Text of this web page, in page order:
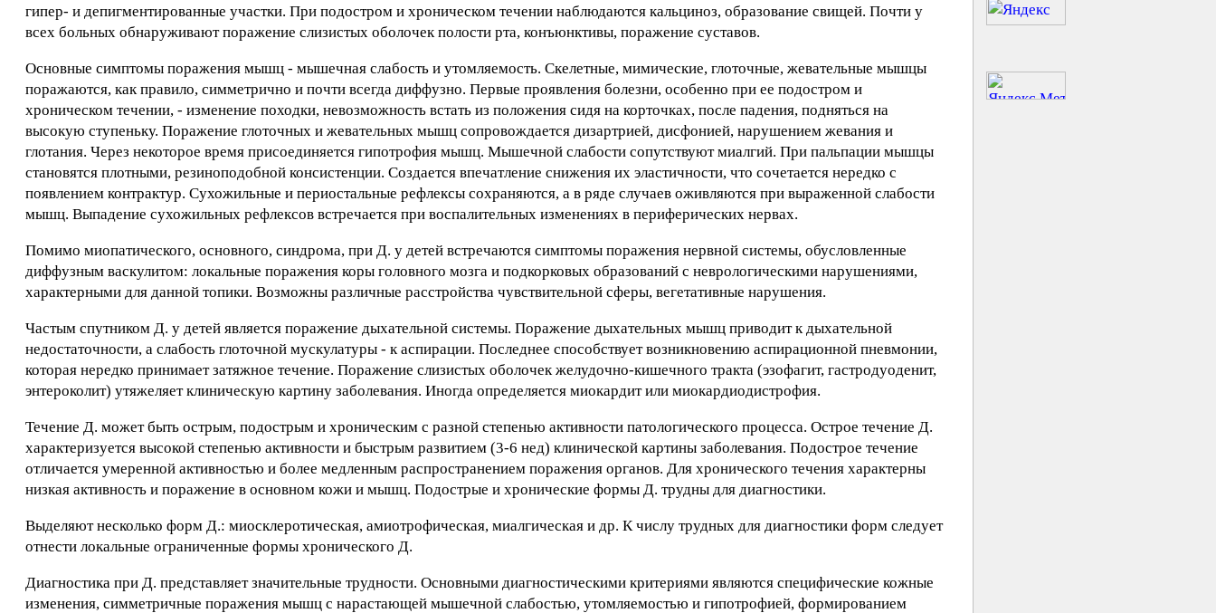
гипер- и депигментированные участки. При подостром и хроническом течении наблюдаются кальциноз, образование свищей. Почти у
всех больных обнаруживают поражение слизистых оболочек полости рта, конъюнктивы, поражение суставов.
Основные симптомы поражения мышц - мышечная слабость и утомляемость. Скелетные, мимические, глоточные, жевательные мышцы
поражаются, как правило, симметрично и почти всегда диффузно. Первые проявления болезни, особенно при ее подостром и
хроническом течении, - изменение походки, невозможность встать из положения сидя на корточках, после падения, подняться на
высокую ступеньку. Поражение глоточных и жевательных мышц сопровождается дизартрией, дисфонией, нарушением жевания и
глотания. Через некоторое время присоединяется гипотрофия мышц. Мышечной слабости сопутствуют миалгий. При пальпации мышцы
становятся плотными, резиноподобной консистенции. Создается впечатление снижения их эластичности, что сочетается нередко с
появлением контрактур. Сухожильные и периостальные рефлексы сохраняются, а в ряде случаев оживляются при выраженной слабости
мышц. Выпадение сухожильных рефлексов встречается при воспалительных изменениях в периферических нервах.
Помимо миопатического, основного, синдрома, при Д. у детей встречаются симптомы поражения нервной системы, обусловленные
диффузным васкулитом: локальные поражения коры головного мозга и подкорковых образований с неврологическими нарушениями,
характерными для данной топики. Возможны различные расстройства чувствительной сферы, вегетативные нарушения.
Частым спутником Д. у детей является поражение дыхательной системы. Поражение дыхательных мышц приводит к дыхательной
недостаточности, а слабость глоточной мускулатуры - к аспирации. Последнее способствует возникновению аспирационной пневмонии,
которая нередко принимает затяжное течение. Поражение слизистых оболочек желудочно-кишечного тракта (эзофагит, гастродуоденит,
энтероколит) утяжеляет клиническую картину заболевания. Иногда определяется миокардит или миокардиодистрофия.
Течение Д. может быть острым, подострым и хроническим с разной степенью активности патологического процесса. Острое течение Д.
характеризуется высокой степенью активности и быстрым развитием (3-6 нед) клинической картины заболевания. Подострое течение
отличается умеренной активностью и более медленным распространением поражения органов. Для хронического течения характерны
низкая активность и поражение в основном кожи и мышц. Подострые и хронические формы Д. трудны для диагностики.
Выделяют несколько форм Д.: миосклеротическая, амиотрофическая, миалгическая и др. К числу трудных для диагностики форм следует
отнести локальные ограниченные формы хронического Д.
Диагностика при Д. представляет значительные трудности. Основными диагностическими критериями являются специфические кожные
изменения, симметричные поражения мышц с нарастающей мышечной слабостью, утомляемостью и гипотрофией, формированием